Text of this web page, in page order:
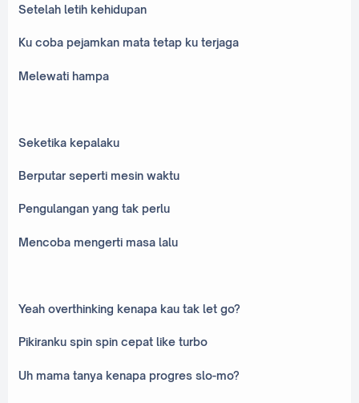
Setelah letih kehidupan
Ku coba pejamkan mata tetap ku terjaga
Melewati hampa
Seketika kepalaku
Berputar seperti mesin waktu
Pengulangan yang tak perlu
Mencoba mengerti masa lalu
Yeah overthinking kenapa kau tak let go?
Pikiranku spin spin cepat like turbo
Uh mama tanya kenapa progres slo-mo?